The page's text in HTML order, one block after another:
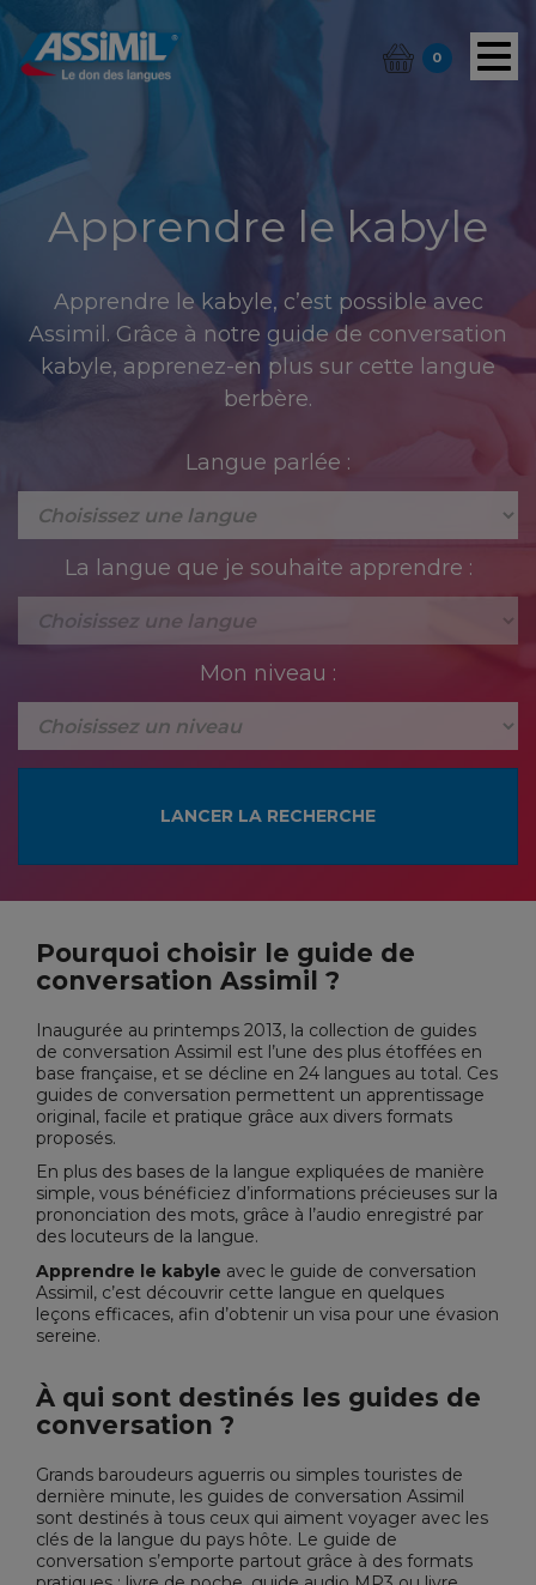
0
Apprendre le kabyle
Apprendre le kabyle, c’est possible avec
Assimil. Grâce à notre guide de conversation
kabyle, apprenez-en plus sur cette langue
berbère.
Langue parlée :
La langue que je souhaite apprendre :
Mon niveau :
Pourquoi choisir le guide de
conversation Assimil ?
Inaugurée au printemps 2013, la collection de guides
de conversation Assimil est l’une des plus étoffées en
base française, et se décline en 24 langues au total. Ces
guides de conversation permettent un apprentissage
original, facile et pratique grâce aux divers formats
proposés.
En plus des bases de la langue expliquées de manière
simple, vous bénéficiez d’informations précieuses sur la
prononciation des mots, grâce à l’audio enregistré par
des locuteurs de la langue.
Apprendre le kabyle avec le guide de conversation
Assimil, c’est découvrir cette langue en quelques
leçons efficaces, afin d’obtenir un visa pour une évasion
sereine.
À qui sont destinés les guides de
conversation ?
Grands baroudeurs aguerris ou simples touristes de
dernière minute, les guides de conversation Assimil
sont destinés à tous ceux qui aiment voyager avec les
clés de la langue du pays hôte. Le guide de
conversation s’emporte partout grâce à des formats